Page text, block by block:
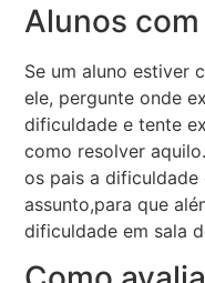
Alunos
Se um aluno estiver
ele, pergunte onde
dificuldade e tente
como resolver
os pais a dificuldade
assunto,para que
dificuldade em sala